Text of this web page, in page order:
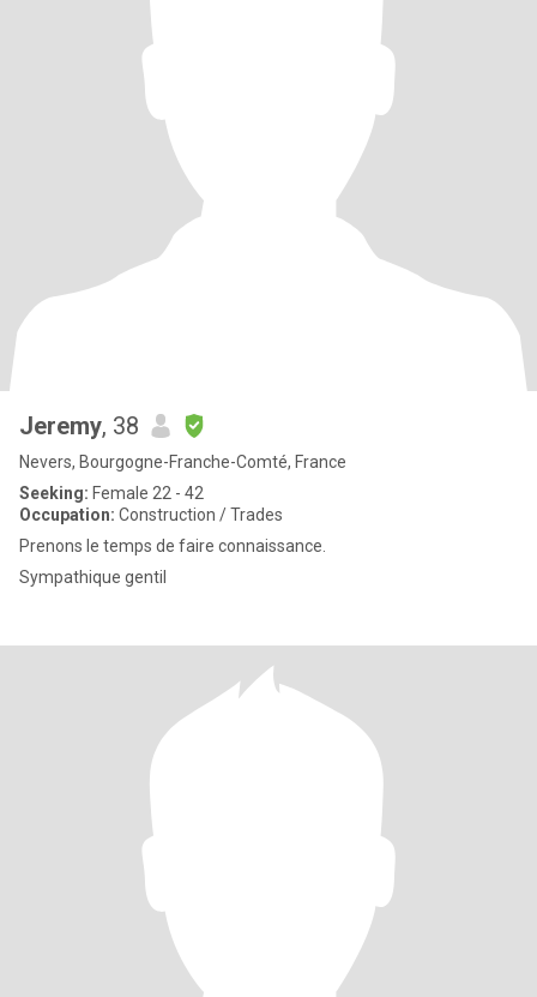
Jeremy, 38
Nevers, Bourgogne-Franche-Comté, France
Seeking: Female 22 - 42
Occupation: Construction / Trades
Prenons le temps de faire connaissance.
Sympathique gentil